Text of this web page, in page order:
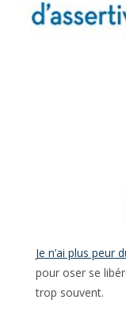
Je n’ai plus peur
pour oser se
trop souvent.